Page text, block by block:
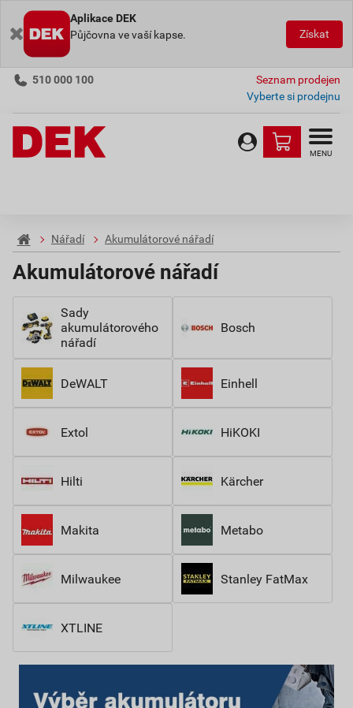
Aplikace DEK
Půjčovna ve vaší kapse.
Získat
510 000 100
Seznam prodejen
Vyberte si prodejnu
MENU
Nářadí Akumulátorové nářadí
Akumulátorové nářadí
Sady
akumulátorového
nářadí
Bosch
DeWALT Einhell
Extol HiKOKI
Hilti Kärcher
Makita Metabo
Milwaukee Stanley FatMax
XTLINE